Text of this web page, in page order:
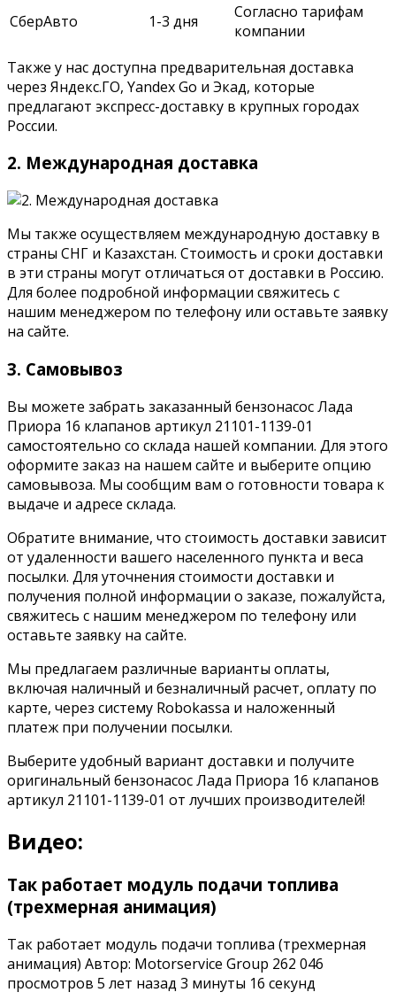
СберАвто
1-3 дня
Согласно тарифам
компании
Также у нас доступна предварительная доставка
через Яндекс.ГО, Yandex Go и Экад, которые
предлагают экспресс-доставку в крупных городах
России.
2. Международная доставка
Мы также осуществляем международную доставку в
страны СНГ и Казахстан. Стоимость и сроки доставки
в эти страны могут отличаться от доставки в Россию.
Для более подробной информации свяжитесь с
нашим менеджером по телефону или оставьте заявку
на сайте.
3. Самовывоз
Вы можете забрать заказанный бензонасос Лада
Приора 16 клапанов артикул 21101-1139-01
самостоятельно со склада нашей компании. Для этого
оформите заказ на нашем сайте и выберите опцию
самовывоза. Мы сообщим вам о готовности товара к
выдаче и адресе склада.
Обратите внимание, что стоимость доставки зависит
от удаленности вашего населенного пункта и веса
посылки. Для уточнения стоимости доставки и
получения полной информации о заказе, пожалуйста,
свяжитесь с нашим менеджером по телефону или
оставьте заявку на сайте.
Мы предлагаем различные варианты оплаты,
включая наличный и безналичный расчет, оплату по
карте, через систему Robokassa и наложенный
платеж при получении посылки.
Выберите удобный вариант доставки и получите
оригинальный бензонасос Лада Приора 16 клапанов
артикул 21101-1139-01 от лучших производителей!
Видео:
Так работает модуль подачи топлива
(трехмерная анимация)
Так работает модуль подачи топлива (трехмерная
анимация) Автор: Motorservice Group 262 046
просмотров 5 лет назад 3 минуты 16 секунд